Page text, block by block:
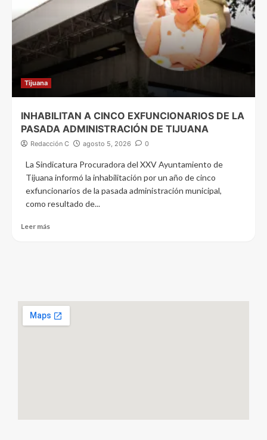
Tijuana
INHABILITAN A CINCO EXFUNCIONARIOS DE LA
PASADA ADMINISTRACIÓN DE TIJUANA
Redacción C agosto 5, 2026 0
La Sindicatura Procuradora del XXV Ayuntamiento de
Tijuana informó la inhabilitación por un año de cinco
exfuncionarios de la pasada administración municipal,
como resultado de...
Leer más